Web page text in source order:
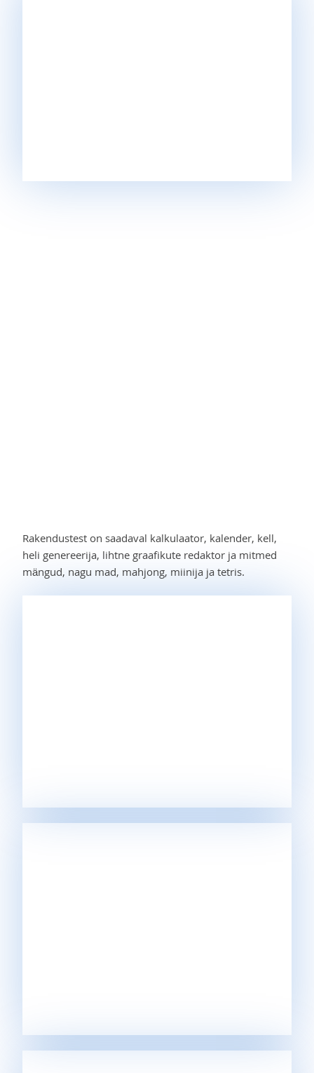
Rakendustest on saadaval kalkulaator, kalender, kell,
heli genereerija, lihtne graafikute redaktor ja mitmed
mängud, nagu mad, mahjong, miinija ja tetris.